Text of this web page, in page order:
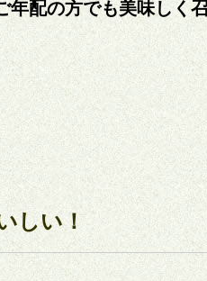
配の方でも美味しく
しい！